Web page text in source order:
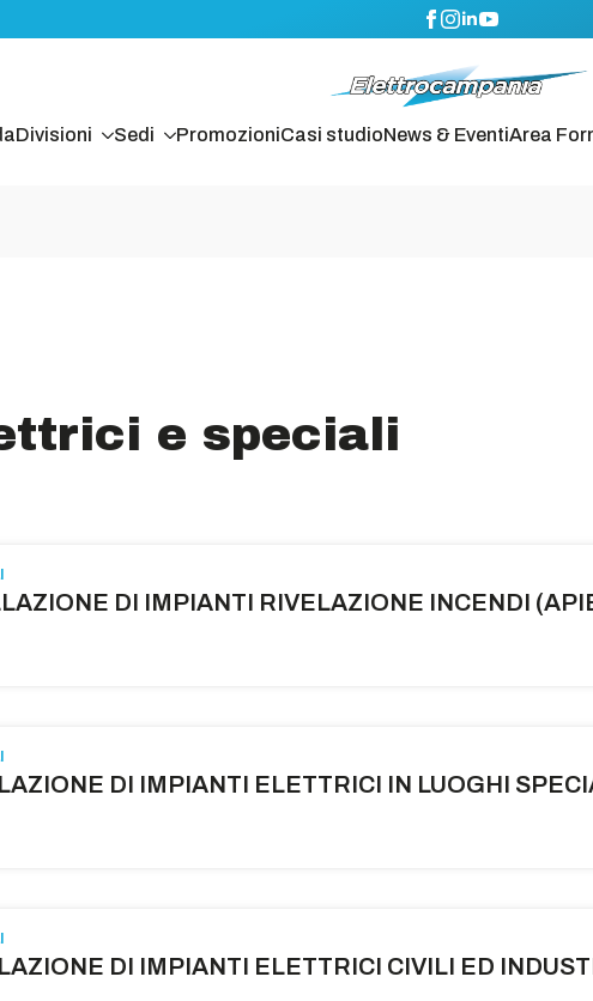
Divisioni Sedi PromozioniCasi studioNews & EventiArea
e speciali
DI IMPIANTI RIVELAZIONE INCENDI
DI IMPIANTI ELETTRICI IN LUOGHI
DI IMPIANTI ELETTRICI CIVILI ED